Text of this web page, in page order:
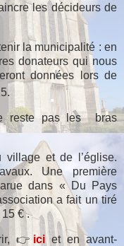
les décideurs de
la municipalité : en
donateurs qui nous
données lors de
reste pas les bras
et de l’église.
Une première
dans « Du Pays
a fait un tiré
15 € .
👉 ici et en avant-